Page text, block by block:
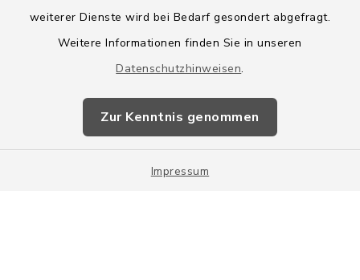
weiterer Dienste wird bei Bedarf gesondert abgefragt.
Weitere Informationen finden Sie in unseren
Datenschutzhinweisen.
Zur Kenntnis genommen
Impressum
Barrierefreiheit
Impressum
Sitemap